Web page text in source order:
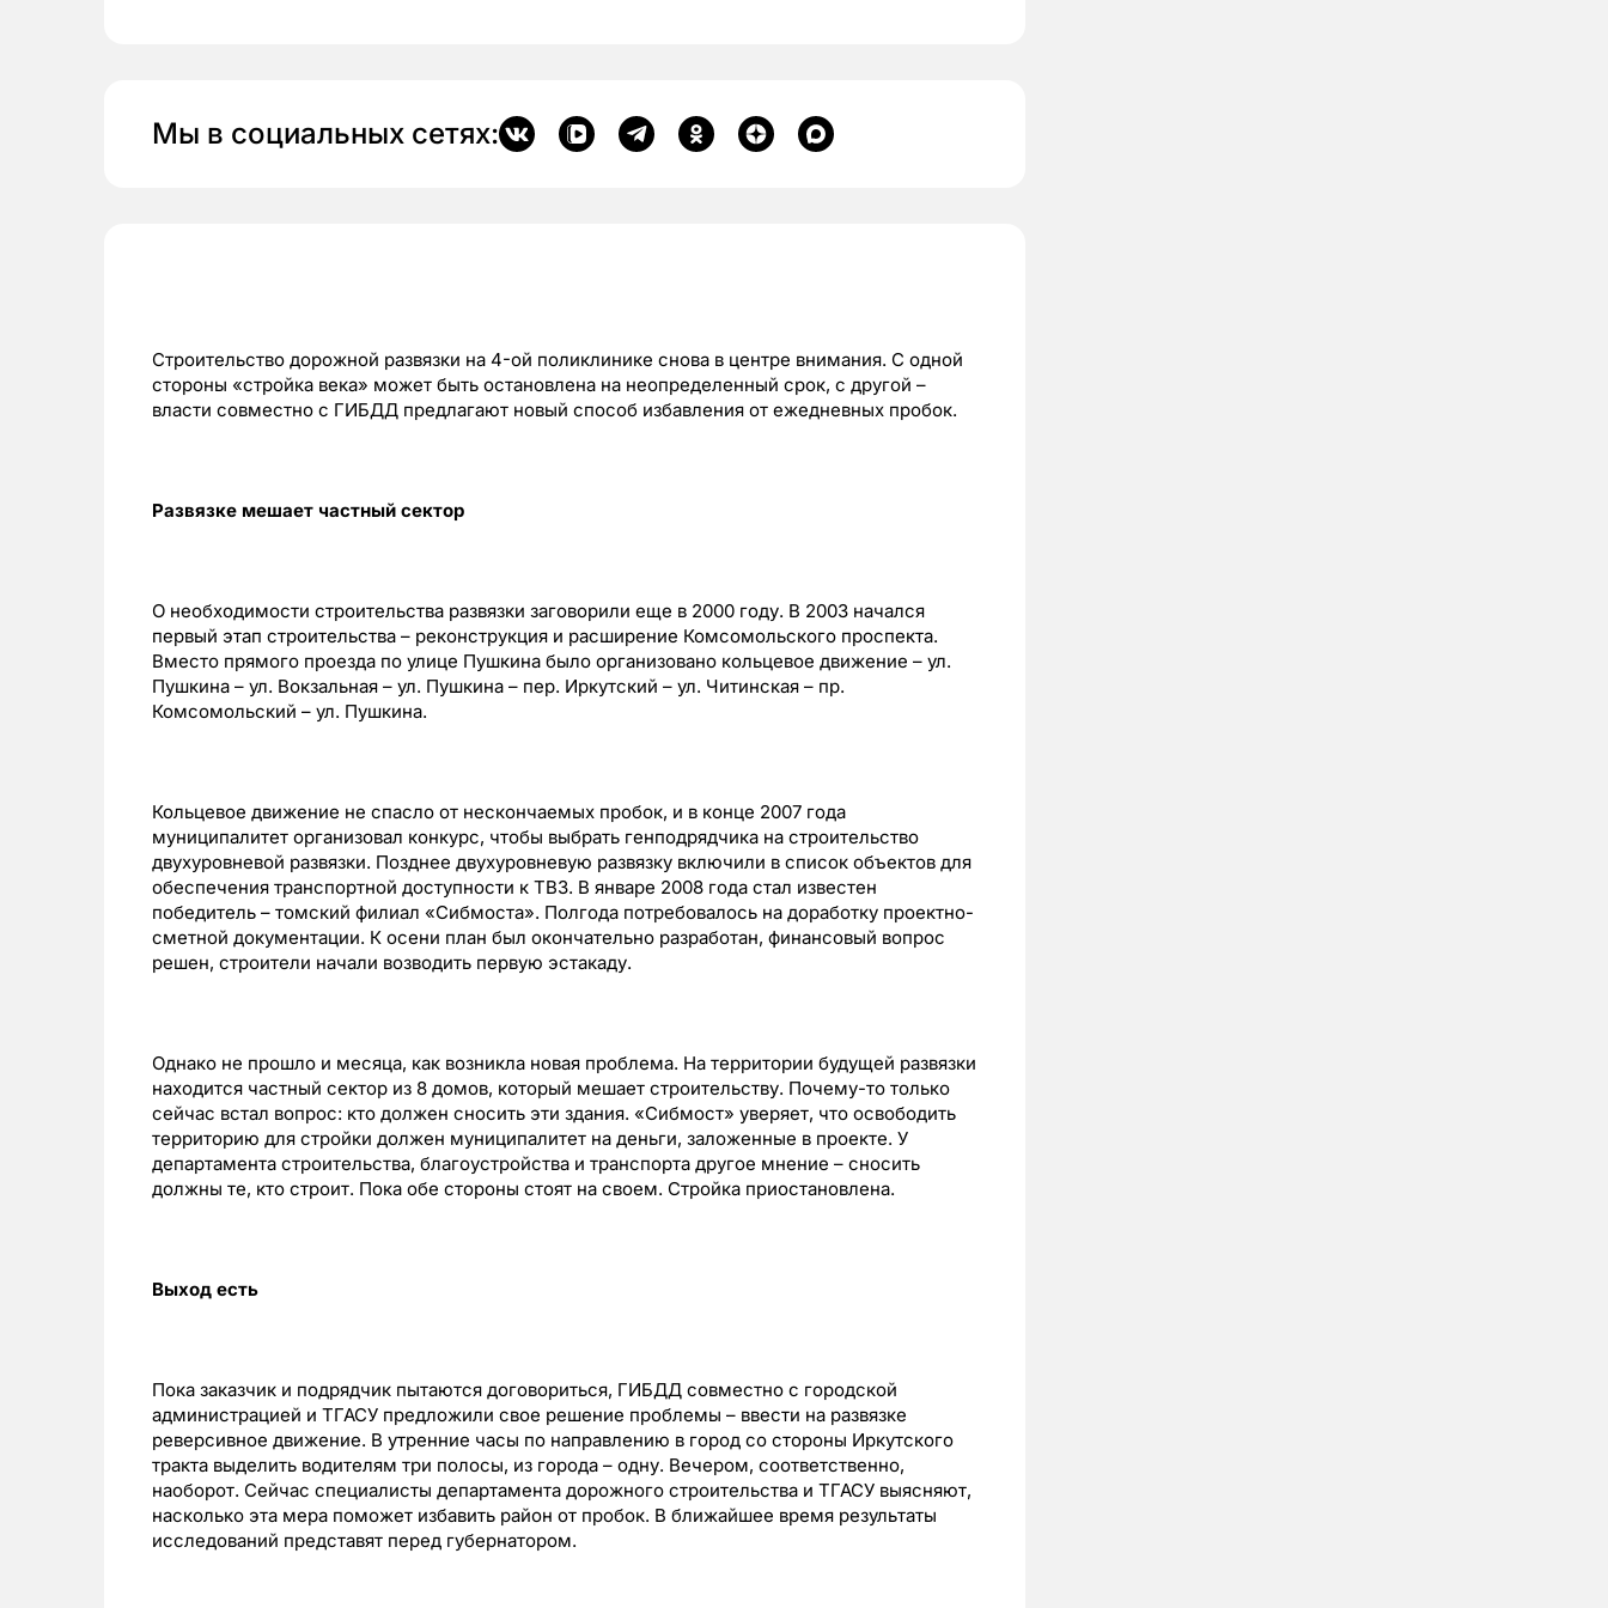
Мы в социальных сетях:
Строительство дорожной развязки на 4-ой поликлинике снова в центре внимания. С одной
стороны «стройка века» может быть остановлена на неопределенный срок, с другой –
власти совместно с ГИБДД предлагают новый способ избавления от ежедневных пробок.
Развязке мешает частный сектор
О необходимости строительства развязки заговорили еще в 2000 году. В 2003 начался
первый этап строительства – реконструкция и расширение Комсомольского проспекта.
Вместо прямого проезда по улице Пушкина было организовано кольцевое движение – ул.
Пушкина – ул. Вокзальная – ул. Пушкина – пер. Иркутский – ул. Читинская – пр.
Комсомольский – ул. Пушкина.
Кольцевое движение не спасло от нескончаемых пробок, и в конце 2007 года
муниципалитет организовал конкурс, чтобы выбрать генподрядчика на строительство
двухуровневой развязки. Позднее двухуровневую развязку включили в список объектов для
обеспечения транспортной доступности к ТВЗ. В январе 2008 года стал известен
победитель – томский филиал «Сибмоста». Полгода потребовалось на доработку проектно-
сметной документации. К осени план был окончательно разработан, финансовый вопрос
решен, строители начали возводить первую эстакаду.
Однако не прошло и месяца, как возникла новая проблема. На территории будущей развязки
находится частный сектор из 8 домов, который мешает строительству. Почему-то только
сейчас встал вопрос: кто должен сносить эти здания. «Сибмост» уверяет, что освободить
территорию для стройки должен муниципалитет на деньги, заложенные в проекте. У
департамента строительства, благоустройства и транспорта другое мнение – сносить
должны те, кто строит. Пока обе стороны стоят на своем. Стройка приостановлена.
Выход есть
Пока заказчик и подрядчик пытаются договориться, ГИБДД совместно с городской
администрацией и ТГАСУ предложили свое решение проблемы – ввести на развязке
реверсивное движение. В утренние часы по направлению в город со стороны Иркутского
тракта выделить водителям три полосы, из города – одну. Вечером, соответственно,
наоборот. Сейчас специалисты департамента дорожного строительства и ТГАСУ выясняют,
насколько эта мера поможет избавить район от пробок. В ближайшее время результаты
исследований представят перед губернатором.